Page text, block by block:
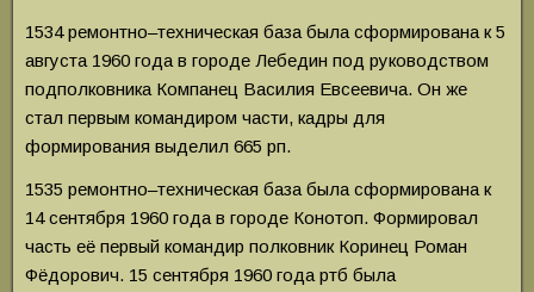
1534 ремонтно–техническая база была сформирована к 5
августа 1960 года в городе Лебедин под руководством
подполковника Компанец Василия Евсеевича. Он же
стал первым командиром части, кадры для
формирования выделил 665 рп.
1535 ремонтно–техническая база была сформирована к
14 сентября 1960 года в городе Конотоп. Формировал
часть её первый командир полковник Коринец Роман
Фёдорович. 15 сентября 1960 года ртб была